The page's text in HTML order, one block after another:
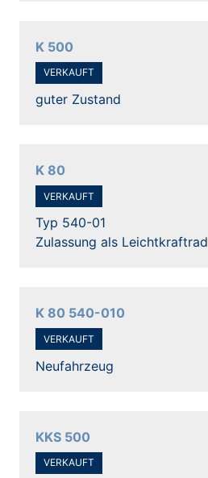
K 500
VERKAUFT
guter Zustand
K 80
VERKAUFT
Typ 540-01
Zulassung als Leichtkraftrad
K 80 540-010
VERKAUFT
Neufahrzeug
KKS 500
VERKAUFT